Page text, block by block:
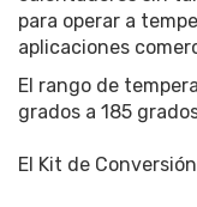
para operar a
aplicaciones
El rango de
grados a 185
El Kit de